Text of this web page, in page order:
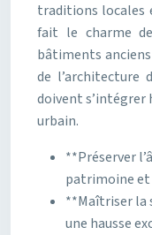
traditions locales
fait le charme
bâtiments
de l’architecture
doivent s’intégrer
urbain.
**Préserver
patrimoine et
**Maîtriser la
une hausse